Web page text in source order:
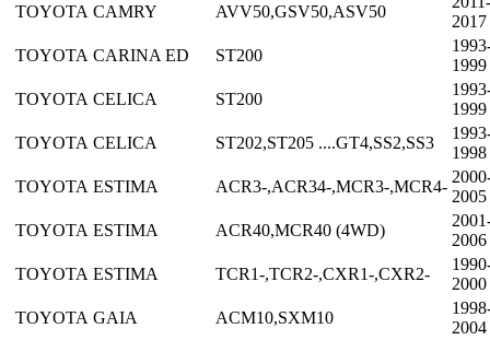
TOYOTA CAMRY AVV50,GSV50,ASV50
2017
TOYOTA CARINA ED ST200
1999
TOYOTA CELICA ST200
1999
TOYOTA CELICA ST202,ST205 ....GT4,SS2,SS3
1998
TOYOTA ESTIMA ACR3-,ACR34-,MCR3-,MCR4-
2005
TOYOTA ESTIMA ACR40,MCR40 (4WD)
2006
TOYOTA ESTIMA TCR1-,TCR2-,CXR1-,CXR2-
2000
TOYOTA GAIA ACM10,SXM10
2004